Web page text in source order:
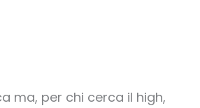
ma, per chi cerca il high,